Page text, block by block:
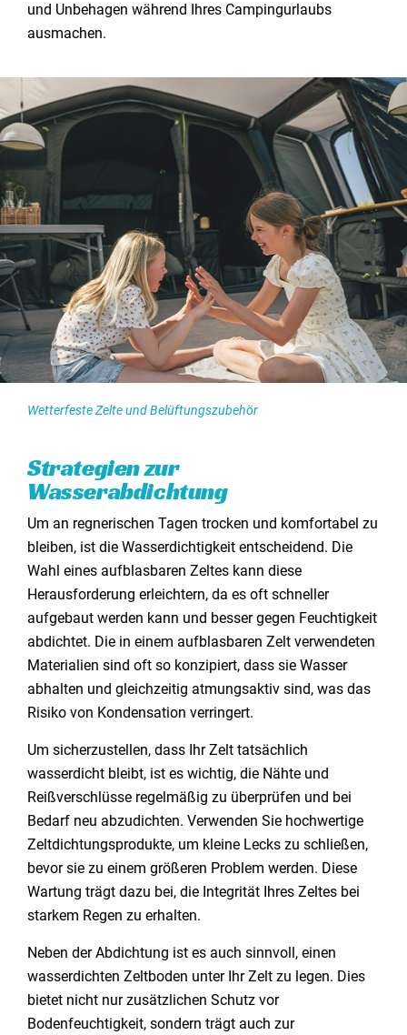
und Unbehagen während Ihres Campingurlaubs
ausmachen.
Wetterfeste Zelte und Belüftungszubehör
Strategien zur
Wasserabdichtung
Um an regnerischen Tagen trocken und komfortabel zu
bleiben, ist die Wasserdichtigkeit entscheidend. Die
Wahl eines aufblasbaren Zeltes kann diese
Herausforderung erleichtern, da es oft schneller
aufgebaut werden kann und besser gegen Feuchtigkeit
abdichtet. Die in einem aufblasbaren Zelt verwendeten
Materialien sind oft so konzipiert, dass sie Wasser
abhalten und gleichzeitig atmungsaktiv sind, was das
Risiko von Kondensation verringert.
Um sicherzustellen, dass Ihr Zelt tatsächlich
wasserdicht bleibt, ist es wichtig, die Nähte und
Reißverschlüsse regelmäßig zu überprüfen und bei
Bedarf neu abzudichten. Verwenden Sie hochwertige
Zeltdichtungsprodukte, um kleine Lecks zu schließen,
bevor sie zu einem größeren Problem werden. Diese
Wartung trägt dazu bei, die Integrität Ihres Zeltes bei
starkem Regen zu erhalten.
Neben der Abdichtung ist es auch sinnvoll, einen
wasserdichten Zeltboden unter Ihr Zelt zu legen. Dies
bietet nicht nur zusätzlichen Schutz vor
Bodenfeuchtigkeit, sondern trägt auch zur